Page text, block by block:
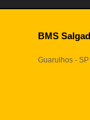
BMS
Guarulhos -